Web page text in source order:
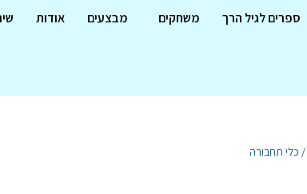
ספרים לגיל הרך משחקים מבצעים אודות
/ כלי תחבורה